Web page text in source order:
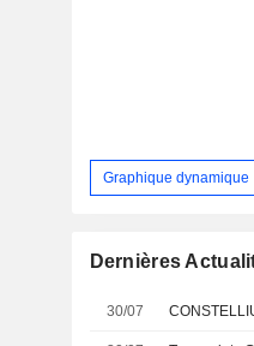
Graphique dynamique
Dernières
30/07